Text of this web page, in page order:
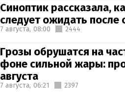
Синоптик рассказала,
следует ожидать
7 августа, 08:00 2444
Грозы обрушатся на
фоне сильной жары:
августа
7 августа, 06:21 2397